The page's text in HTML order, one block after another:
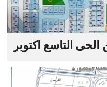
التاسع اكتوبر